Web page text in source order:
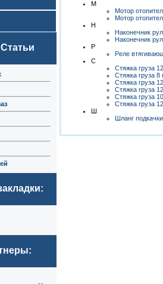
М
Мотор
Мотор
Н
Наконечник
Наконечник
Р
Реле
С
Стяжка груза
Стяжка груза
Стяжка груза
Стяжка груза
Стяжка груза
Стяжка груза
Ш
Шланг